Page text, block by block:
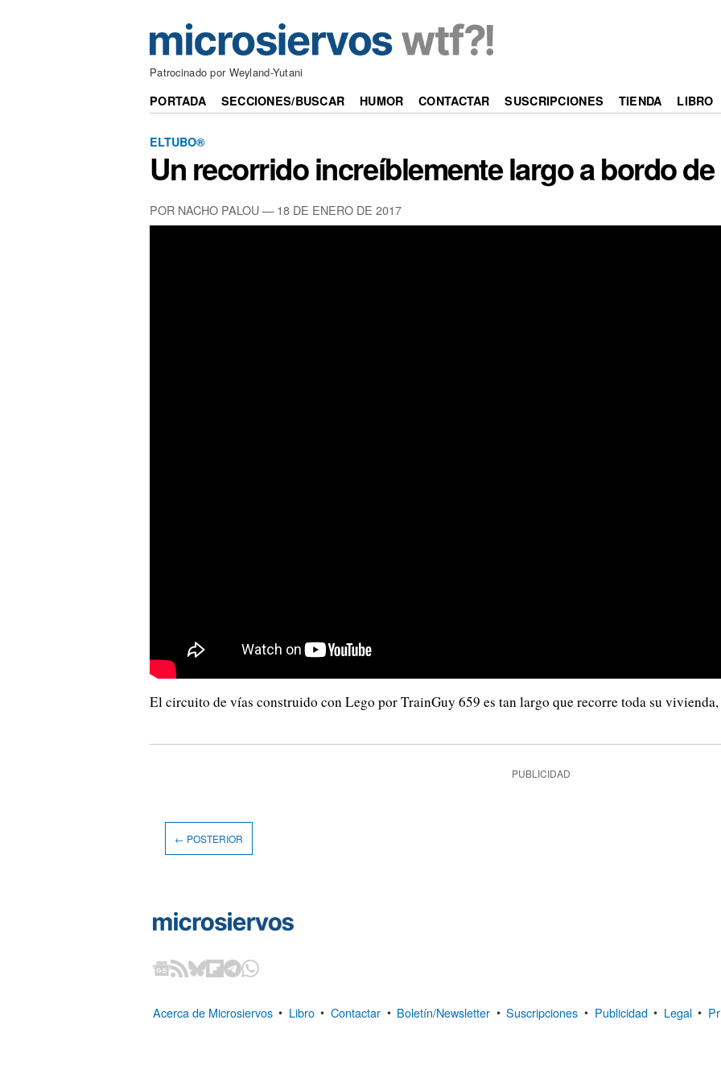
Patrocinado por Weyland-Yutani
PORTADA SECCIONES/BUSCAR HUMOR CONTACTAR SUSCRIPCIONES TIENDA LIBRO
ELTUBO®
Un recorrido increíblemente largo a bordo
POR NACHO PALOU —18 DE ENERO DE 2017
El circuito de vías construido con Lego por TrainGuy 659 es tan largo que recorre toda su
PUBLICIDAD
← POSTERIOR
Acerca de Microsiervos • Libro • Contactar • Boletín/Newsletter • Suscripciones • Publicidad • Legal •